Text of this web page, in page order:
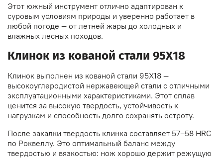
Этот южный инструмент отлично адаптирован к
суровым условиям природы и уверенно работает в
любой погоде — от летней жары до холодных и
влажных лесных походов.
Клинок из кованой стали 95Х18
Клинок выполнен из кованой стали 95Х18 —
высокоуглеродистой нержавеющей стали с отличными
эксплуатационными характеристиками. Этот сплав
ценится за высокую твердость, устойчивость к
нагрузкам и способность долго сохранять остроту.
После закалки твердость клинка составляет 57–58 HRC
по Роквеллу. Это оптимальный баланс между
твердостью и вязкостью: нож хорошо держит режущую